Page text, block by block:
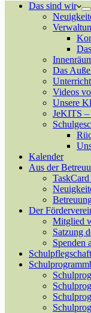
Das sind wir
Das
Videos
Unsere
JeKITS –
Kalender
Aus der
Der
Mitglied
Satzung
Spenden
Schulpflegschaft